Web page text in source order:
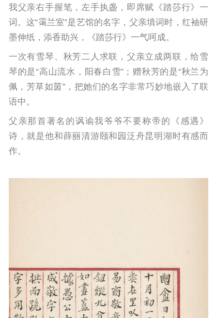
我父亲右手握笔，左手执盏，即席赋《踏莎行》一
词。这“霭兰室”是艺馆的名字，父亲填词时，红袖研
墨伸纸，添香助兴，《踏莎行》一气呵成。
一次有雪琴、秋芳二人求联，父亲立成两联，给雪
琴的是“高山流水，阳春白雪”；赠秋芳的是“秋兰为
佩，芳草如茵”，把她们的名字非常巧妙地嵌入了联
语中。
父亲那首著名的讽谕我爷爷不要称帝的《感遇》
诗，就是他和薛丽清游颐和园泛舟昆明湖时有感而
作。